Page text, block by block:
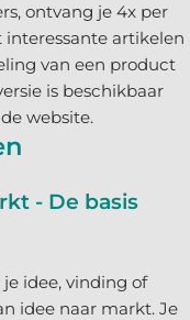
ontvang je 4x per
interessante artikelen
van een product
is beschikbaar
website.
- De basis
idee, vinding of
idee naar markt. Je